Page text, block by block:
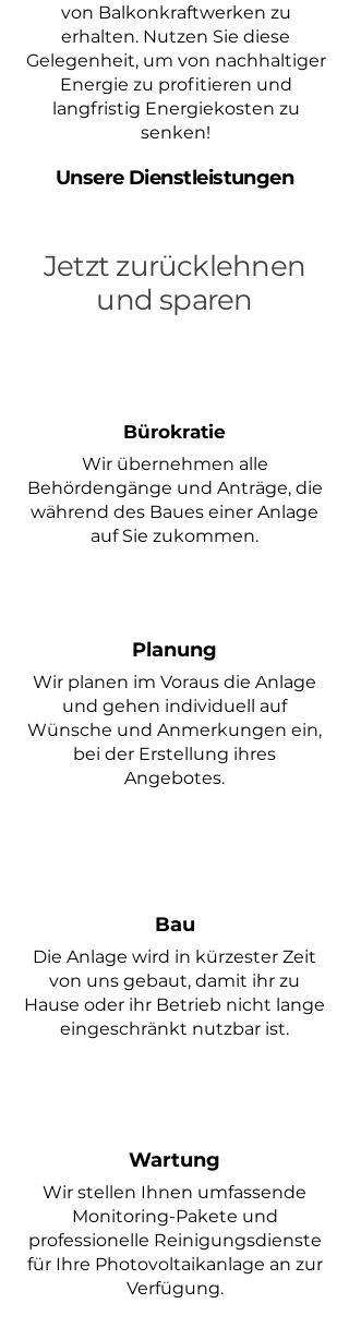
von Balkonkraftwerken zu
erhalten. Nutzen Sie diese
Gelegenheit, um von nachhaltiger
Energie zu profitieren und
langfristig Energiekosten zu
senken!
Unsere Dienstleistungen
Jetzt zurücklehnen
und sparen
Bürokratie
Wir übernehmen alle
Behördengänge und Anträge, die
während des Baues einer Anlage
auf Sie zukommen.
Planung
Wir planen im Voraus die Anlage
und gehen individuell auf
Wünsche und Anmerkungen ein,
bei der Erstellung ihres
Angebotes.
Bau
Die Anlage wird in kürzester Zeit
von uns gebaut, damit ihr zu
Hause oder ihr Betrieb nicht lange
eingeschränkt nutzbar ist.
Wartung
Wir stellen Ihnen umfassende
Monitoring-Pakete und
professionelle Reinigungsdienste
für Ihre Photovoltaikanlage an zur
Verfügung.